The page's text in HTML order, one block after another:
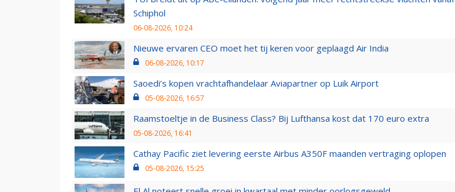
Schiphol
06-08-2026, 10:24
Nieuwe ervaren CEO moet het tij keren voor geplaagd Air India
06-08-2026, 10:17
Saoedi’s kopen vrachtafhandelaar Aviapartner op Luik Airport
05-08-2026, 16:57
Raamstoeltje in de Business Class? Bij Lufthansa kost dat 170 euro extra
05-08-2026, 16:41
Cathay Pacific ziet levering eerste Airbus A350F maanden vertraging oplopen
05-08-2026, 15:25